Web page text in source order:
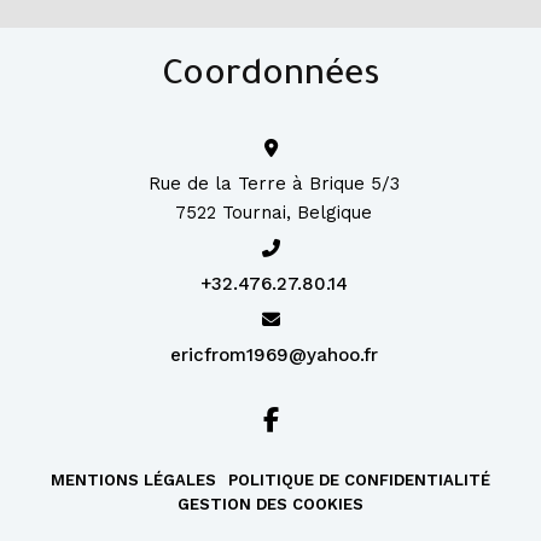
Coordonnées
Rue de la Terre à Brique 5/3
7522 Tournai, Belgique
+32.476.27.80.14
ericfrom1969@yahoo.fr
MENTIONS LÉGALES
POLITIQUE DE CONFIDENTIALITÉ
GESTION DES COOKIES